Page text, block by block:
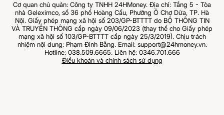
Cơ quan chủ quản: Công ty TNHH 24HMoney. Địa chỉ: Tầng 5 - Tòa
nhà Geleximco, số 36 phố Hoàng Cầu, Phường Ô Chợ Dừa, TP. Hà
Nội. Giấy phép mạng xã hội số 203/GP-BTTTT do BỘ THÔNG TIN
VÀ TRUYỀN THÔNG cấp ngày 09/06/2023 (thay thế cho Giấy phép
mạng xã hội số 103/GP-BTTTT cấp ngày 25/3/2019). Chịu trách
nhiệm nội dung: Phạm Đình Bằng. Email: support@24hmoney.vn.
Hotline: 038.509.6665. Liên hệ: 0346.701.666
Điều khoản và chính sách sử dụng